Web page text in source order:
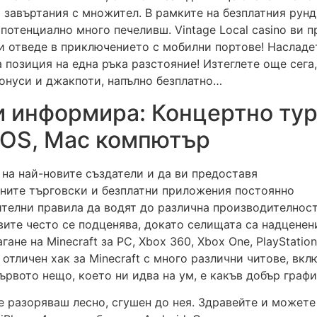
с множител. В рамките на безплатния
много печеливш. Vintage Local casino ви
отведе в приключението с мобилни портове!
позиция на една ръка разстояние! Изтеглете още
и джакпоти, напълно безплатно…
Концертно
Mac компютър
най-новите създатели и да ви предоставя
търговски и безплатни приложения постоянно
правила да водят до различна
често се подценява, докато селищата са
на Minecraft за PC, Xbox 360, Xbox One,
хак за Minecraft с много различни читове,
нещо, което ни идва на ум, е какъв добър
лесно, сгушен до нея. Здравейте и